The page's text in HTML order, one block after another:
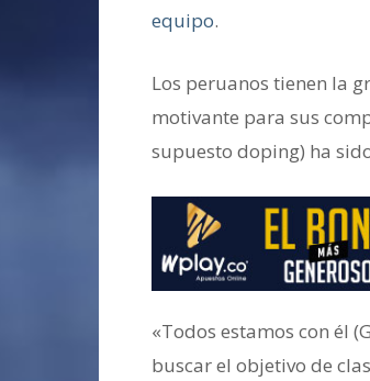
equipo.
Los peruanos tienen la
motivante para sus
supuesto doping) ha
«Todos estamos con él
buscar el objetivo de